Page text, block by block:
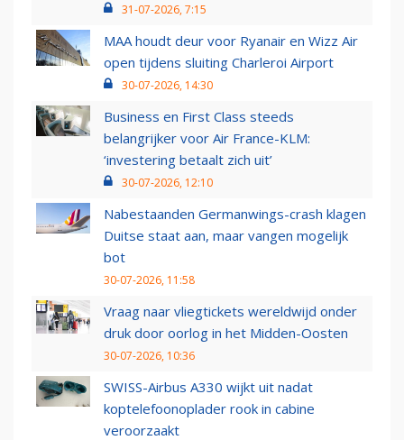
31-07-2026, 7:15
MAA houdt deur voor Ryanair en Wizz Air
open tijdens sluiting Charleroi Airport
30-07-2026, 14:30
Business en First Class steeds
belangrijker voor Air France-KLM:
‘investering betaalt zich uit’
30-07-2026, 12:10
Nabestaanden Germanwings-crash klagen
Duitse staat aan, maar vangen mogelijk
bot
30-07-2026, 11:58
Vraag naar vliegtickets wereldwijd onder
druk door oorlog in het Midden-Oosten
30-07-2026, 10:36
SWISS-Airbus A330 wijkt uit nadat
koptelefoonoplader rook in cabine
veroorzaakt